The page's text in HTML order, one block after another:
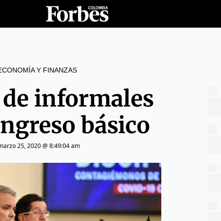
Y FINANZAS
informales
básico
25, 2020 @ 8:49:04 am